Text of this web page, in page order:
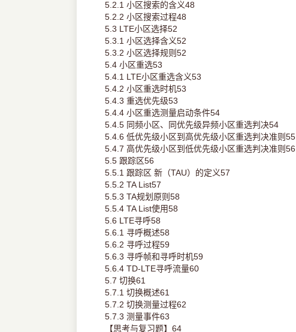
5.2.1 小区搜索的含义48
5.2.2 小区搜索过程48
5.3 LTE小区选择52
5.3.1 小区选择含义52
5.3.2 小区选择规则52
5.4 小区重选53
5.4.1 LTE小区重选含义53
5.4.2 小区重选时机53
5.4.3 重选优先级53
5.4.4 小区重选测量启动条件54
5.4.5 同频小区、同优先级异频小区重选判决54
5.4.6 低优先级小区到高优先级小区重选判决准则55
5.4.7 高优先级小区到低优先级小区重选判决准则56
5.5 跟踪区56
5.5.1 跟踪区 新（TAU）的定义57
5.5.2 TA List57
5.5.3 TA规划原则58
5.5.4 TA List使用58
5.6 LTE寻呼58
5.6.1 寻呼概述58
5.6.2 寻呼过程59
5.6.3 寻呼帧和寻呼时机59
5.6.4 TD-LTE寻呼流量60
5.7 切换61
5.7.1 切换概述61
5.7.2 切换测量过程62
5.7.3 测量事件63
【思考与复习题】64